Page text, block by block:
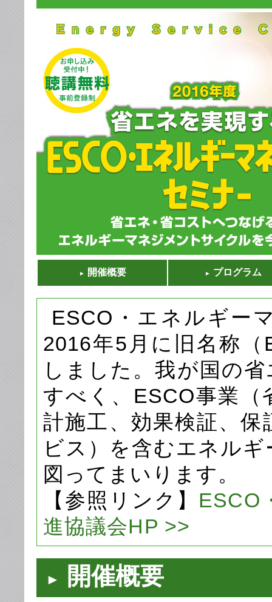
► 開催概要 ► プログラム
ESCO・エネルギー
2016年5月に旧名称
しました。我が国の
すべく、ESCO事業（
計施工、効果検証、
ビス）を含むエネル
図ってまいります。
【参照リンク】 ESCO
進協議会HP >>
► 開催概要